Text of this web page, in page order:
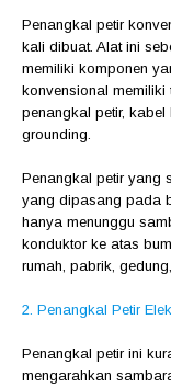
Penangkal petir
kali dibuat. Alat ini
memiliki komponen
konvensional
penangkal petir, kabel
grounding.
Penangkal petir yang
yang dipasang pada
hanya menunggu
konduktor ke atas
rumah, pabrik,
2. Penangkal Petir
Penangkal petir ini
mengarahkan